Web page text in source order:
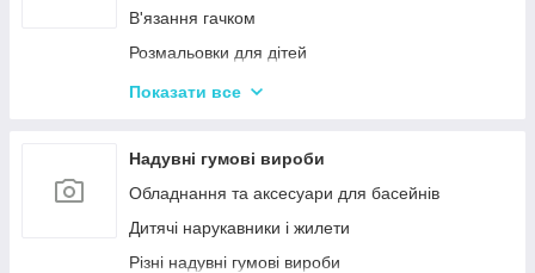
Шахи і Шашки
Набори для гри в покер
Полотна з Підрамником
Алмазна мозаїка для дітей
В'язання гачком
Розмальовки для дітей
Акрилові фарби
Гравюра для дітей
Кінетичний пісок
Дитячий Пластилін
Декупаж
Показати все
Надувні гумові вироби
Обладнання та аксесуари для басейнів
Дитячі нарукавники і жилети
Різні надувні гумові вироби